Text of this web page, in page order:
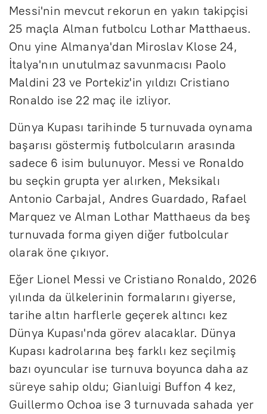
Messi'nin mevcut rekorun en yakın takipçisi
25 maçla Alman futbolcu Lothar Matthaeus.
Onu yine Almanya'dan Miroslav Klose 24,
İtalya'nın unutulmaz savunmacısı Paolo
Maldini 23 ve Portekiz'in yıldızı Cristiano
Ronaldo ise 22 maç ile izliyor.
Dünya Kupası tarihinde 5 turnuvada oynama
başarısı göstermiş futbolcuların arasında
sadece 6 isim bulunuyor. Messi ve Ronaldo
bu seçkin grupta yer alırken, Meksikalı
Antonio Carbajal, Andres Guardado, Rafael
Marquez ve Alman Lothar Matthaeus da beş
turnuvada forma giyen diğer futbolcular
olarak öne çıkıyor.
Eğer Lionel Messi ve Cristiano Ronaldo, 2026
yılında da ülkelerinin formalarını giyerse,
tarihe altın harflerle geçerek altıncı kez
Dünya Kupası'nda görev alacaklar. Dünya
Kupası kadrolarına beş farklı kez seçilmiş
bazı oyuncular ise turnuva boyunca daha az
süreye sahip oldu; Gianluigi Buffon 4 kez,
Guillermo Ochoa ise 3 turnuvada sahada yer